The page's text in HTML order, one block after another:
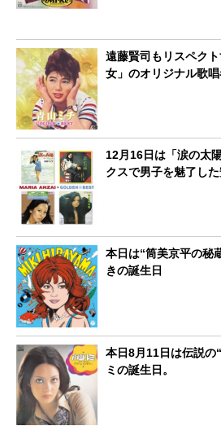
遠藤賢司もリスペク
女」のオリジナル歌
12月16日は「涙の太
クスで男子を魅了し
本日は“筒美京平の秘
きの誕生日
本日8月11日は伝説の
ミの誕生日。